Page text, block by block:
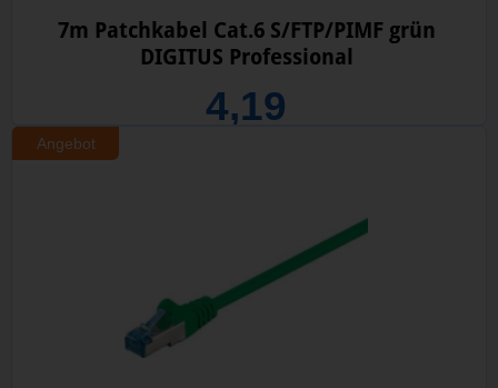
7m Patchkabel Cat.6 S/FTP/PIMF grün
DIGITUS Professional
4,19
Angebot